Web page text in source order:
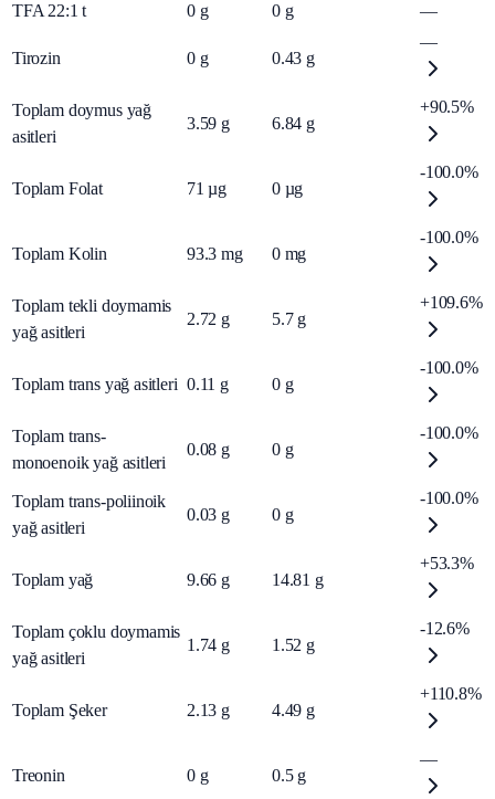
TFA 22:1 t 0 g 0 g —
Tirozin 0 g 0.43 g
—
Toplam doymus yağ
asitleri
3.59 g 6.84 g
+90.5%
Toplam Folat 71 µg 0 µg
-100.0%
Toplam Kolin 93.3 mg 0 mg
-100.0%
Toplam tekli doymamis
yağ asitleri
2.72 g 5.7 g
+109.6%
Toplam trans yağ asitleri 0.11 g 0 g
-100.0%
Toplam trans-
monoenoik yağ asitleri
0.08 g 0 g
-100.0%
Toplam trans-poliinoik
yağ asitleri
0.03 g 0 g
-100.0%
Toplam yağ 9.66 g 14.81 g
+53.3%
Toplam çoklu doymamis
yağ asitleri
1.74 g 1.52 g
-12.6%
Toplam Şeker 2.13 g 4.49 g
+110.8%
Treonin 0 g 0.5 g
—